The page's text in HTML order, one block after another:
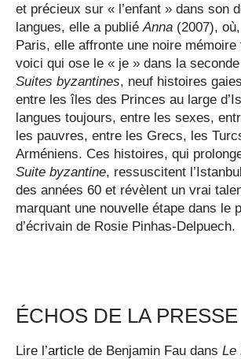
et précieux sur « l’enfant » dans son
langues, elle a publiéAnna (2007),
Paris, elle affronte une noire
voici qui ose le « je » dans la
Suites byzantines, neuf histoires
entre les îles des Princes au large
langues toujours, entre les sexes,
les pauvres, entre les Grecs, les
Arméniens. Ces histoires, qui
Suite byzantine, ressuscitent
des années 60 et révèlent un vrai
marquant une nouvelle étape dans le
d’écrivain de Rosie Pinhas-Delpuech.
ÉCHOS DE LA PRESSE
Lire l’article de Benjamin Fau dans Le